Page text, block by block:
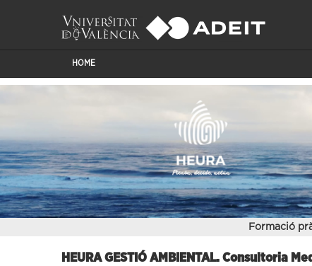
HOME
Formació
HEURA GESTIÓ AMBIENTAL. Consultoria